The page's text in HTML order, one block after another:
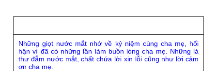
Những giọt nước mắt nhớ về kỷ niệm cùng cha mẹ, hối
hận vì đã có những lần làm buồn lòng cha mẹ. Những lá
thư đẫm nước mắt, chất chứa lời xin lỗi cũng như lời cảm
ơn cha mẹ.